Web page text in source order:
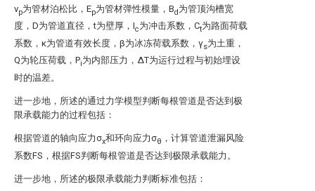
vp为管材泊松比，Ep为管材弹性模量，Bd为管顶沟槽宽
度，D为管道直径，t为壁厚，Ic为冲击系数，Ct为路面荷载
系数，κ为管道有效长度，β为冰冻荷载系数，γs为土重，
Q为轮压荷载，Pi为内部压力，ΔT为运行过程与初始埋设
时的温差。
进一步地，所述的通过力学模型判断每根管道是否达到极
限承载能力的过程包括：
根据管道的轴向应力σx和环向应力σθ ，计算管道泄漏风险
系数FS，根据FS判断每根管道是否达到极限承载能力。
进一步地，所述的极限承载能力判断标准包括：